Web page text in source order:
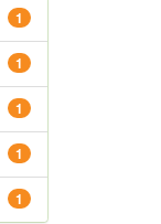
1
1
1
1
1